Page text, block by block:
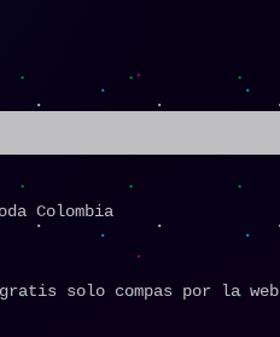
Colombia
solo compas por la web